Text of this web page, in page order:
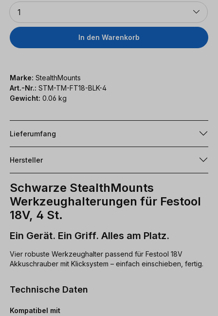
Anzahl
1
In den Warenkorb
Marke: StealthMounts
Art.-Nr.: STM-TM-FT18-BLK-4
Gewicht: 0.06 kg
Lieferumfang
Hersteller
Schwarze StealthMounts
Werkzeughalterungen für Festool
18V, 4 St.
Ein Gerät. Ein Griff. Alles am Platz.
Vier robuste Werkzeughalter passend für Festool 18V
Akkuschrauber mit Klicksystem – einfach einschieben, fertig.
Technische Daten
Kompatibel mit